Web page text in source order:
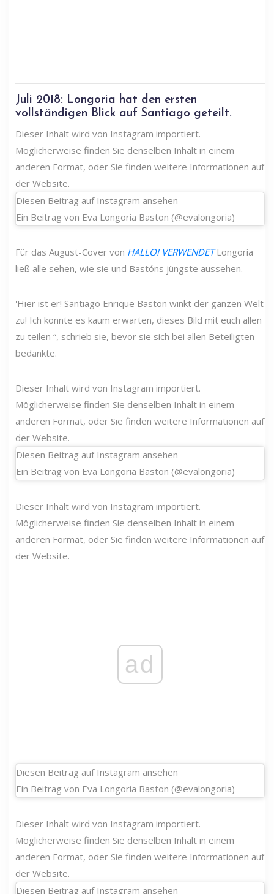
Juli 2018: Longoria hat den ersten
vollständigen Blick auf Santiago geteilt.
Dieser Inhalt wird von Instagram importiert.
Möglicherweise finden Sie denselben Inhalt in einem
anderen Format, oder Sie finden weitere Informationen auf
der Website.
Diesen Beitrag auf Instagram ansehen
Ein Beitrag von Eva Longoria Baston (@evalongoria)
Für das August-Cover von HALLO! VERWENDET Longoria
ließ alle sehen, wie sie und Bastóns jüngste aussehen.
'Hier ist er! Santiago Enrique Baston winkt der ganzen Welt
zu! Ich konnte es kaum erwarten, dieses Bild mit euch allen
zu teilen “, schrieb sie, bevor sie sich bei allen Beteiligten
bedankte.
Dieser Inhalt wird von Instagram importiert.
Möglicherweise finden Sie denselben Inhalt in einem
anderen Format, oder Sie finden weitere Informationen auf
der Website.
Diesen Beitrag auf Instagram ansehen
Ein Beitrag von Eva Longoria Baston (@evalongoria)
Dieser Inhalt wird von Instagram importiert.
Möglicherweise finden Sie denselben Inhalt in einem
anderen Format, oder Sie finden weitere Informationen auf
der Website.
ad
Diesen Beitrag auf Instagram ansehen
Ein Beitrag von Eva Longoria Baston (@evalongoria)
Dieser Inhalt wird von Instagram importiert.
Möglicherweise finden Sie denselben Inhalt in einem
anderen Format, oder Sie finden weitere Informationen auf
der Website.
Diesen Beitrag auf Instagram ansehen